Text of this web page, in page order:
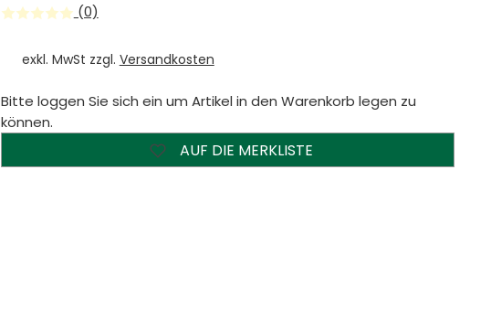
(0)
exkl. MwSt zzgl. Versandkosten
Bitte loggen Sie sich ein um Artikel in den Warenkorb legen zu
können.
AUF DIE MERKLISTE